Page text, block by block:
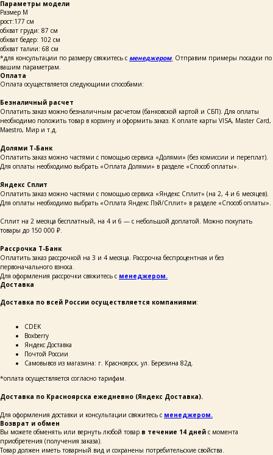
Параметры модели
Размер M
рост:177 см
обхват груди: 87 см
обхват бедер: 102 см
обхват талии: 68 см
*для консультации по размеру свяжитесь с менеджером. Отправим примеры посадки по
вашим параметрам.
Оплата
Оплата осуществляется следующими способами:
Безналичный расчет
Оплатить заказ можно безналичным расчетом (банковской картой и СБП). Для оплаты
необходимо положить товар в корзину и оформить заказ. К оплате карты VISA, Master Card,
Maestro, Мир и т.д.
Долями Т-Банк
Оплатить заказ можно частями с помощью сервиса «Долями» (без комиссии и переплат).
Для оплаты необходимо выбрать «Оплата Долями» в разделе «Способ оплаты».
Яндекс Сплит
Оплатить заказ можно частями с помощью сервиса «Яндекс Сплит» (на 2, 4 и 6 месяцев).
Для оплаты необходимо выбрать «Оплата Яндекс Пэй/Сплит» в разделе «Способ оплаты».
Сплит на 2 месяца бесплатный, на 4 и 6 — с небольшой доплатой. Можно покупать
товары до 150 000 ₽.
Рассрочка Т-Банк
Оплатить заказ рассрочкой на 3 и 4 месяца. Рассрочка беспроцентная и без
первоначального взноса.
Для оформления рассрочки свяжитесь с менеджером.
Доставка
Доставка по всей России осуществляется компаниями:
СDEK
Boxberry
Яндекс Доставка
Почтой России
Самовывоз из магазина: г. Красноярск, ул. Березина 82д.
*оплата осуществляется согласно тарифам.
Доставка по Красноярска ежедневно (Яндекс Доставка).
Для оформления доставки и консультации свяжитесь с менеджером.
Возврат и обмен
Вы можете обменять или вернуть любой товар в течение 14 дней с момента
приобретения (получения заказа).
Товар должен иметь товарный вид и сохранены потребительские свойства.
С ВАМИ ДЛЯ КОНСУЛЬТАЦИИ:
каталог
о бренде
покупателям
+7
написать